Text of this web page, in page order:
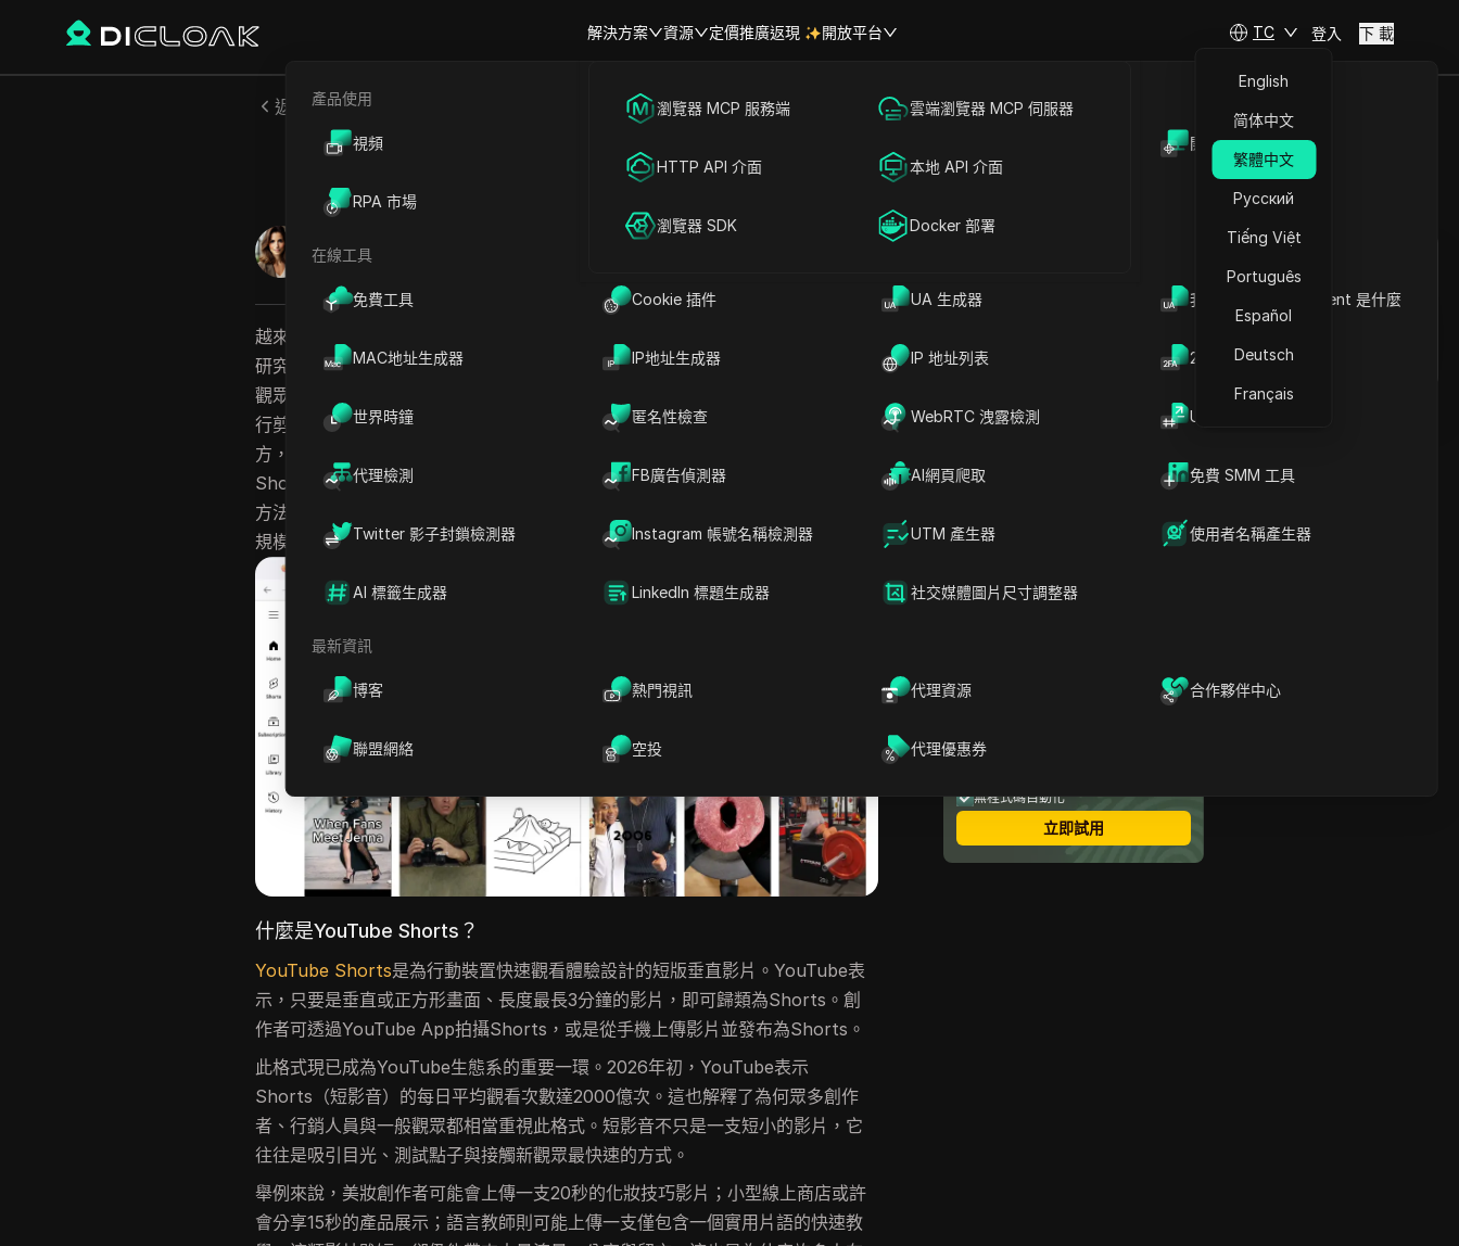
解決方案
海外社媒營銷
廣告投放
帳號共享
資源
產品使用
視頻 開放API
RPA 市場
在線工具
免費工具 Cookie 插件 UA 生成器 我的瀏覽器 User Agent 是什麼
MAC地址生成器 IP地址生成器 IP 地址列表 2FA验证码生成器
世界時鐘 匿名性檢查 WebRTC 洩露檢測 UUID 產生器
代理檢測 FB廣告偵測器 AI網頁爬取 免費 SMM 工具
Twitter 影子封鎖檢測器 Instagram 帳號名稱檢測器 UTM 產生器 使用者名稱產生器
AI 標籤生成器 LinkedIn 標題生成器 社交媒體圖片尺寸調整器
最新資訊
博客 熱門視訊 代理資源 合作夥伴中心
聯盟網絡 空投 代理優惠券
定價推廣返現 開放平台
瀏覽器 MCP 服務端 雲端瀏覽器 MCP 伺服器
HTTP API 介面 本地 API 介面
瀏覽器 SDK Docker 部署
TC
English
简体中文
繁體中文
Русский
Tiếng Việt
Português
Español
Deutsch
Français
登入 下 載
返回
如何下載YouTube Shorts：逐步指南（2026年版）
在ChatGPT中開啟
就此頁面提問
就此頁面提問
Emily Grace
2026年3月
越來越多使用者正在尋找下載YouTube Shorts的方法，以離線觀看、進行內容
研究，或是滿足日常工作流程需求。簡單的YouTube Shorts下載功能，能協助
觀眾儲存實用影片、幫創作者備份自己的內容，也能協助團隊準備Shorts影片進
行剪輯或發布。不過，並非每種方法的運作模式都相同。有些選項更安全、更官
方，其他選項則可能在畫質、格式或再使用上有所限制。本指南將帶你認識下載
Shorts的主要方式、如何選擇合適的影片設定，以及更有效管理已儲存Shorts的
方法。針對團隊與重度使用者，本指南也會說明DICloak如何支援多帳號管理與大
規模發布。
什麼是YouTube Shorts？
YouTube Shorts是為行動裝置快速觀看體驗設計的短版垂直影片。YouTube表
示，只要是垂直或正方形畫面、長度最長3分鐘的影片，即可歸類為Shorts。創
作者可透過YouTube App拍攝Shorts，或是從手機上傳影片並發布為Shorts。
此格式現已成為YouTube生態系的重要一環。2026年初，YouTube表示
Shorts（短影音）的每日平均觀看次數達2000億次。這也解釋了為何眾多創作
者、行銷人員與一般觀眾都相當重視此格式。短影音不只是一支短小的影片，它
往往是吸引目光、測試點子與接觸新觀眾最快速的方式。
舉例來說，美妝創作者可能會上傳一支20秒的化妝技巧影片；小型線上商店或許
會分享15秒的產品展示；語言教師則可能上傳一支僅包含一個實用片語的快速教
文章內容
下載YouTube短影片：品質
Shorts 並擴大多帳號發布規
下載YouTube Shorts：常見
最安全的指紋瀏覽器
無程式碼自動化
立即試用